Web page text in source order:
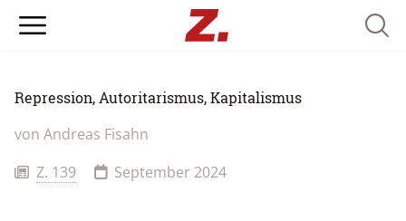
Repression, Autoritarismus, Kapitalismus
von Andreas Fisahn
Z. 139
September 2024